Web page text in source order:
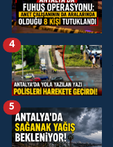
4
5